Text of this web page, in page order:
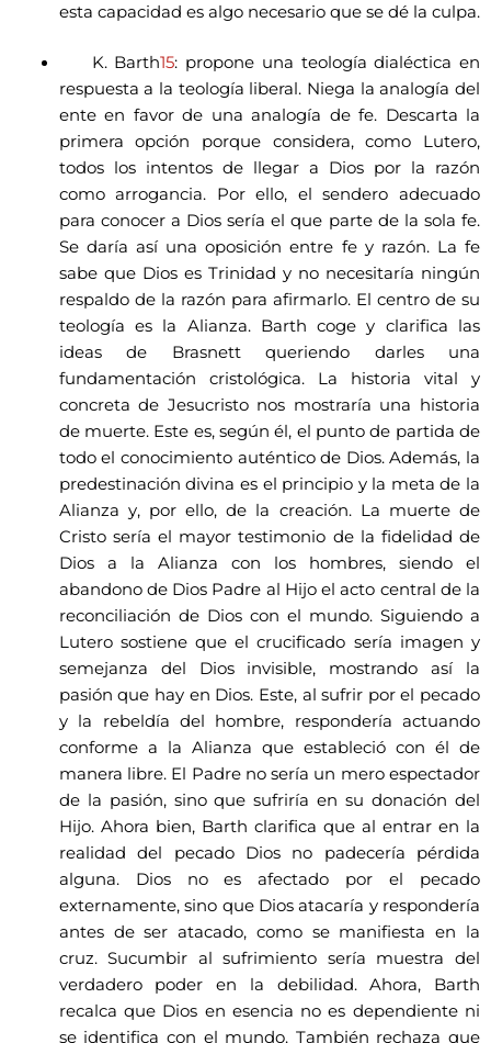
esta capacidad es algo necesario que se dé la culpa.
K. Barth15: propone una teología dialéctica en
respuesta a la teología liberal. Niega la analogía del
ente en favor de una analogía de fe. Descarta la
primera opción porque considera, como Lutero,
todos los intentos de llegar a Dios por la razón
como arrogancia. Por ello, el sendero adecuado
para conocer a Dios sería el que parte de la sola fe.
Se daría así una oposición entre fe y razón. La fe
sabe que Dios es Trinidad y no necesitaría ningún
respaldo de la razón para afirmarlo. El centro de su
teología es la Alianza. Barth coge y clarifica las
ideas de Brasnett queriendo darles una
fundamentación cristológica. La historia vital y
concreta de Jesucristo nos mostraría una historia
de muerte. Este es, según él, el punto de partida de
todo el conocimiento auténtico de Dios. Además, la
predestinación divina es el principio y la meta de la
Alianza y, por ello, de la creación. La muerte de
Cristo sería el mayor testimonio de la fidelidad de
Dios a la Alianza con los hombres, siendo el
abandono de Dios Padre al Hijo el acto central de la
reconciliación de Dios con el mundo. Siguiendo a
Lutero sostiene que el crucificado sería imagen y
semejanza del Dios invisible, mostrando así la
pasión que hay en Dios. Este, al sufrir por el pecado
y la rebeldía del hombre, respondería actuando
conforme a la Alianza que estableció con él de
manera libre. El Padre no sería un mero espectador
de la pasión, sino que sufriría en su donación del
Hijo. Ahora bien, Barth clarifica que al entrar en la
realidad del pecado Dios no padecería pérdida
alguna. Dios no es afectado por el pecado
externamente, sino que Dios atacaría y respondería
antes de ser atacado, como se manifiesta en la
cruz. Sucumbir al sufrimiento sería muestra del
verdadero poder en la debilidad. Ahora, Barth
recalca que Dios en esencia no es dependiente ni
se identifica con el mundo. También rechaza que